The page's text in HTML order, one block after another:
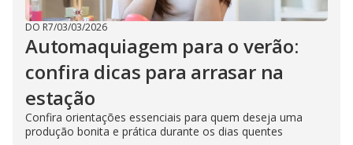
DO R7/03/03/2026
Automaquiagem para o verão:
confira dicas para arrasar na
estação
Confira orientações essenciais para quem deseja uma
produção bonita e prática durante os dias quentes